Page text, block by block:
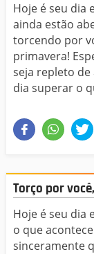
Hoje é seu dia
ainda estão
torcendo por
primavera!
seja repleto de
dia superar o
Torço por
Hoje é seu dia
o que
sinceramente